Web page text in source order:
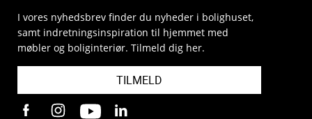
I vores nyhedsbrev finder du nyheder i bolighuset,
samt indretningsinspiration til hjemmet med
møbler og boliginteriør. Tilmeld dig her.
TILMELD